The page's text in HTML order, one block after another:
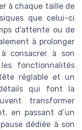
à chaque taille de
que celui-ci
d'attente ou de
à prolonger
consacrer à son
fonctionnalités
réglable et un
qui font la
transformer
en passant d’un
dédiée à son